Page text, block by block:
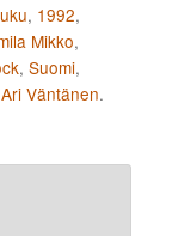
, 1992,
Mikko,
,Suomi,
Ari Väntänen.